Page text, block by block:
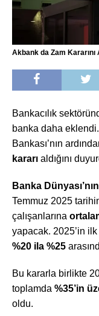
Akbank da Zam Kararını
Bankacılık
banka daha
Bankası’nın
kararı aldığını
Banka
Temmuz 2025
çalışanlarına
yapacak. 2025’in
%20 ila %25
Bu kararla birlikte
toplamda %35’in
oldu.